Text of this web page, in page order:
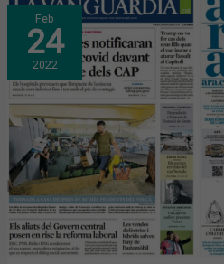
Feb
24
2022
ENERO:
LA
NOTIFICACIÓN
DE
TESTS
DE
AUTODIAGNÓSTICO,
EL
CRIBADO
A
LA
COMUNIDAD
EDUCATIVA
Y
LA
REGULACIÓN
DEL
PRECIO
DE
LOS
TESTS
DE